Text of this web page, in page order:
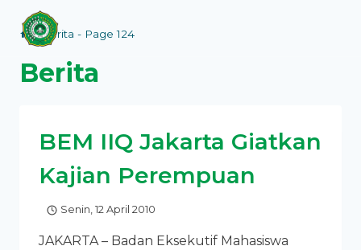
content
/ Berita - Page 124
Berita
BEM IIQ Jakarta Giatkan
Kajian Perempuan
Senin, 12 April 2010
JAKARTA – Badan Eksekutif Mahasiswa